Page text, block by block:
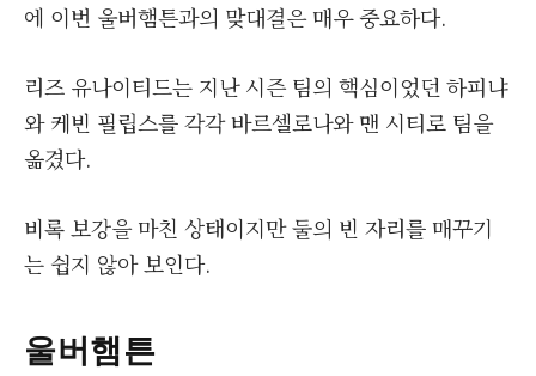
에 이번 울버햄튼과의 맞대결은 매우 중요하다.
리즈 유나이티드는 지난 시즌 팀의 핵심이었던 하피냐
와 케빈 필립스를 각각 바르셀로나와 맨 시티로 팀을
옮겼다.
비록 보강을 마친 상태이지만 둘의 빈 자리를 매꾸기
는 쉽지 않아 보인다.
울버햄튼